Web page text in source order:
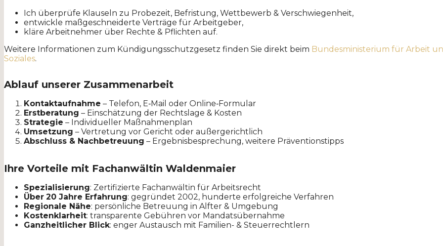
Ich überprüfe Klauseln zu Probezeit, Befristung, Wettbewerb & Verschwiegenheit,
entwickle maßgeschneiderte Verträge für Arbeitgeber,
kläre Arbeitnehmer über Rechte & Pflichten auf.
Weitere Informationen zum Kündigungsschutzgesetz finden Sie direkt beim Bundesministerium für Arbeit
Soziales.
Ablauf unserer Zusammenarbeit
Kontaktaufnahme – Telefon, E‑Mail oder Online‑Formular
Erstberatung – Einschätzung der Rechtslage & Kosten
Strategie – Individueller Maßnahmenplan
Umsetzung – Vertretung vor Gericht oder außergerichtlich
Abschluss & Nachbetreuung – Ergebnisbesprechung, weitere Präventions­tipps
Ihre Vorteile mit Fachanwältin Waldenmaier
Spezialisierung: Zertifizierte Fachanwältin für Arbeitsrecht
Über 20 Jahre Erfahrung: gegründet 2002, hunderte erfolgreiche Verfahren
Regionale Nähe: persönliche Betreuung in Alfter & Umgebung
Kostenklarheit: transparente Gebühren vor Mandatsübernahme
Ganzheitlicher Blick: enger Austausch mit Familien- & Steuerrechtlern